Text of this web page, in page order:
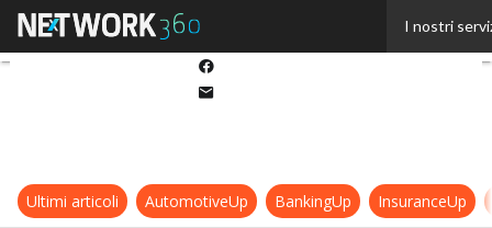
I nostri
Ultimi articoli AutomotiveUp BankingUp InsuranceUp